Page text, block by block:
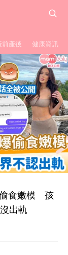
前產後 健康資訊
偷食嫩模 孩
出軌